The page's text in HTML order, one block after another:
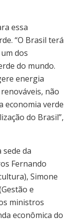
essa
“O Brasil terá
dos
do mundo.
energia
não
economia verde
do Brasil”,
da
Fernando
Simone
e
ministros
econômica do